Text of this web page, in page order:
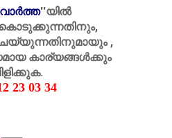
വാർത്ത''യിൽ
,
കാര്യങ്ങൾക്കും
23 03 34